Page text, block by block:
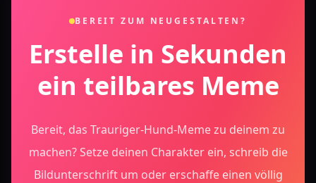
BEREIT ZUM NEUGESTALTEN?
Erstelle in Sekunden
ein teilbares Meme
Bereit, das Trauriger-Hund-Meme zu deinem zu
machen? Setze deinen Charakter ein, schreib die
Bildunterschrift um oder erschaffe einen völlig